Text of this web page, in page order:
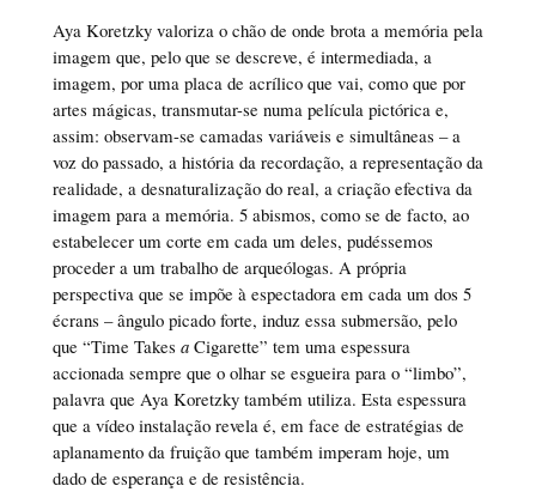
Aya Koretzky valoriza o chão de onde brota a memória pela
imagem que, pelo que se descreve, é intermediada, a
imagem, por uma placa de acrílico que vai, como que por
artes mágicas, transmutar-se numa película pictórica e,
assim: observam-se camadas variáveis e simultâneas – a
voz do passado, a história da recordação, a representação da
realidade, a desnaturalização do real, a criação efectiva da
imagem para a memória. 5 abismos, como se de facto, ao
estabelecer um corte em cada um deles, pudéssemos
proceder a um trabalho de arqueólogas. A própria
perspectiva que se impõe à espectadora em cada um dos 5
écrans – ângulo picado forte, induz essa submersão, pelo
que “Time Takes aCigarette” tem uma espessura
accionada sempre que o olhar se esgueira para o “limbo”,
palavra que Aya Koretzky também utiliza. Esta espessura
que a vídeo instalação revela é, em face de estratégias de
aplanamento da fruição que também imperam hoje, um
dado de esperança e de resistência.